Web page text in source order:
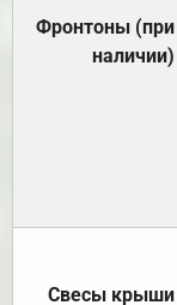
Фронтоны (при
наличии)
Свесы крыши